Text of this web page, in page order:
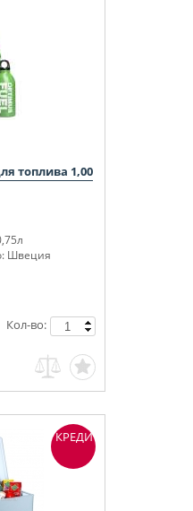
топлива 1,00
Швеция
Кол-во:
КРЕДИТ